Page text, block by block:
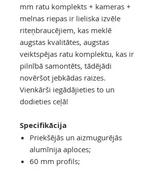
mm ratu komplekts + kameras +
melnas riepas ir lieliska izvēle
riteņbraucējiem, kas meklē
augstas kvalitātes, augstas
veiktspējas ratu komplektu, kas ir
pilnībā samontēts, tādējādi
novēršot jebkādas raizes.
Vienkārši iegādājieties to un
dodieties ceļā!
Specifikācija
Priekšējās un aizmugurējās
alumīnija aploces;
60 mm profils;